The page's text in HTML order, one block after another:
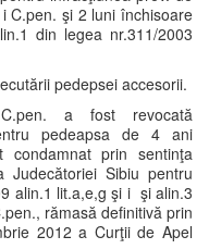
C.pen. şi 2 luni închisoare
din legea nr.311/2003
pedepsei accesorii.
a fost revocată
pedeapsa de 4 ani
prin sentinţa
Sibiu pentru
alin.1 lit.a,e,g şi i şi alin.3
rămasă definitivă prin
2012 a Curţii de Apel